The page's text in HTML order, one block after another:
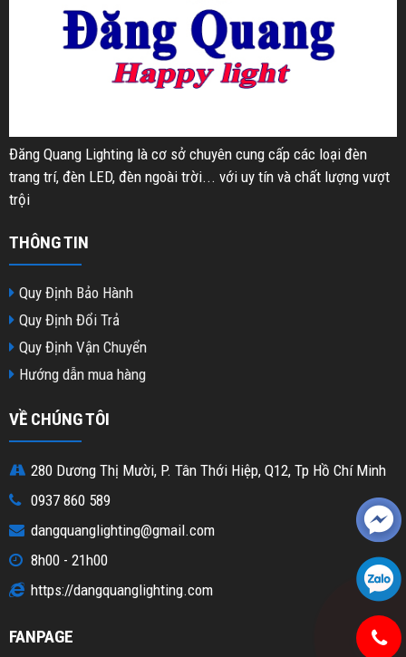
Đăng Quang Lighting là cơ sở chuyên cung cấp các loại đèn
trang trí, đèn LED, đèn ngoài trời... với uy tín và chất lượng vượt
trội
THÔNG TIN
Quy Định Bảo Hành
Quy Định Đổi Trả
Quy Định Vận Chuyển
Hướng dẫn mua hàng
VỀ CHÚNG TÔI
280 Dương Thị Mười, P. Tân Thới Hiệp, Q12, Tp Hồ Chí Minh
0937 860 589
dangquanglighting@gmail.com
8h00 - 21h00
https://dangquanglighting.com
FANPAGE